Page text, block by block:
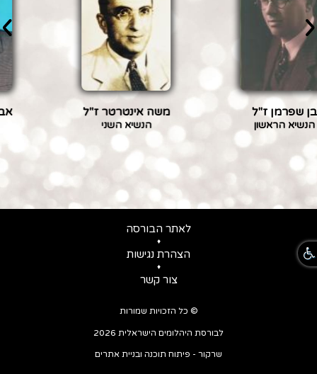
ז"ל
הראשון
משה אינטרטר ז"ל
הנשיא השני
‹
›
לאתר הבורסה
♦
הצהרת נגישות
♦
צור קשר
© כל הזכויות שמורות
לבורסת היהלומים הישראלית 2026
שרקור - פיתוח תוכנה ובניית אתרים